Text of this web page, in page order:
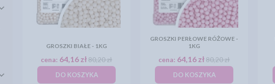
GROSZKI BIAŁE - 1KG
cena: 64,16 zł80,20 zł
DO KOSZYKA
GROSZKI PERŁOWE RÓŻOWE -
1KG
cena: 64,16 zł80,20 zł
DO KOSZYKA